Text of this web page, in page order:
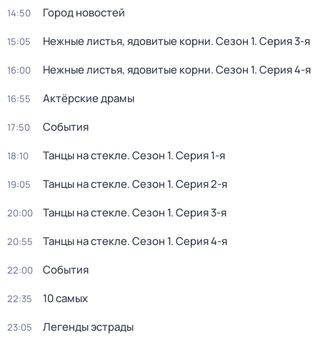
14:50 Город новостей
15:05 Нежные листья, ядовитые корни. Сезон 1. Серия 3-я
16:00 Нежные листья, ядовитые корни. Сезон 1. Серия 4-я
16:55 Актёрские драмы
17:50 События
18:10 Танцы на стекле. Сезон 1. Серия 1-я
19:05 Танцы на стекле. Сезон 1. Серия 2-я
20:00 Танцы на стекле. Сезон 1. Серия 3-я
20:55 Танцы на стекле. Сезон 1. Серия 4-я
22:00 События
22:35 10 самых
23:05 Легенды эстрады